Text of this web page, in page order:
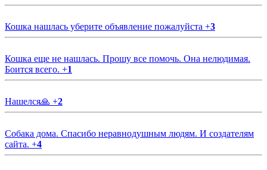
Кошка нашлась уберите объявление пожалуйста +3
Кошка еще не нашлась. Прошу все помочь. Она нелюдимая.
Боится всего. +1
Нашелся🙏 +2
Собака дома. Спасибо неравнодушным людям. И создателям
сайта. +4